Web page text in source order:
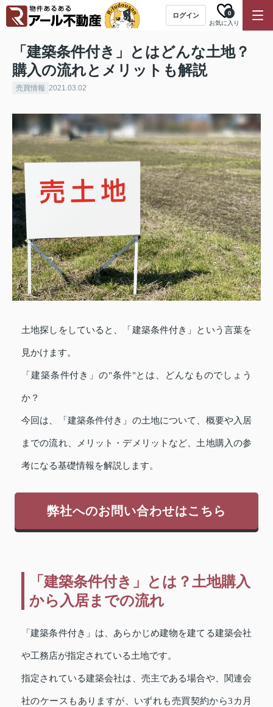
ログイン
お気に入り
0
「建築条件付き」とはどんな土地？
購入の流れとメリットも解説
売買情報 2021.03.02
土地探しをしていると、「建築条件付き」という言葉を
見かけます。
「建築条件付き」の"条件"とは、どんなものでしょう
か？
今回は、「建築条件付き」の土地について、概要や入居
までの流れ、メリット・デメリットなど、土地購入の参
考になる基礎情報を解説します。
弊社へのお問い合わせはこちら
「建築条件付き」とは？土地購入
から入居までの流れ
「建築条件付き」は、あらかじめ建物を建てる建築会社
や工務店が指定されている土地です。
指定されている建築会社は、売主である場合や、関連会
社のケースもありますが、いずれも売買契約から3カ月